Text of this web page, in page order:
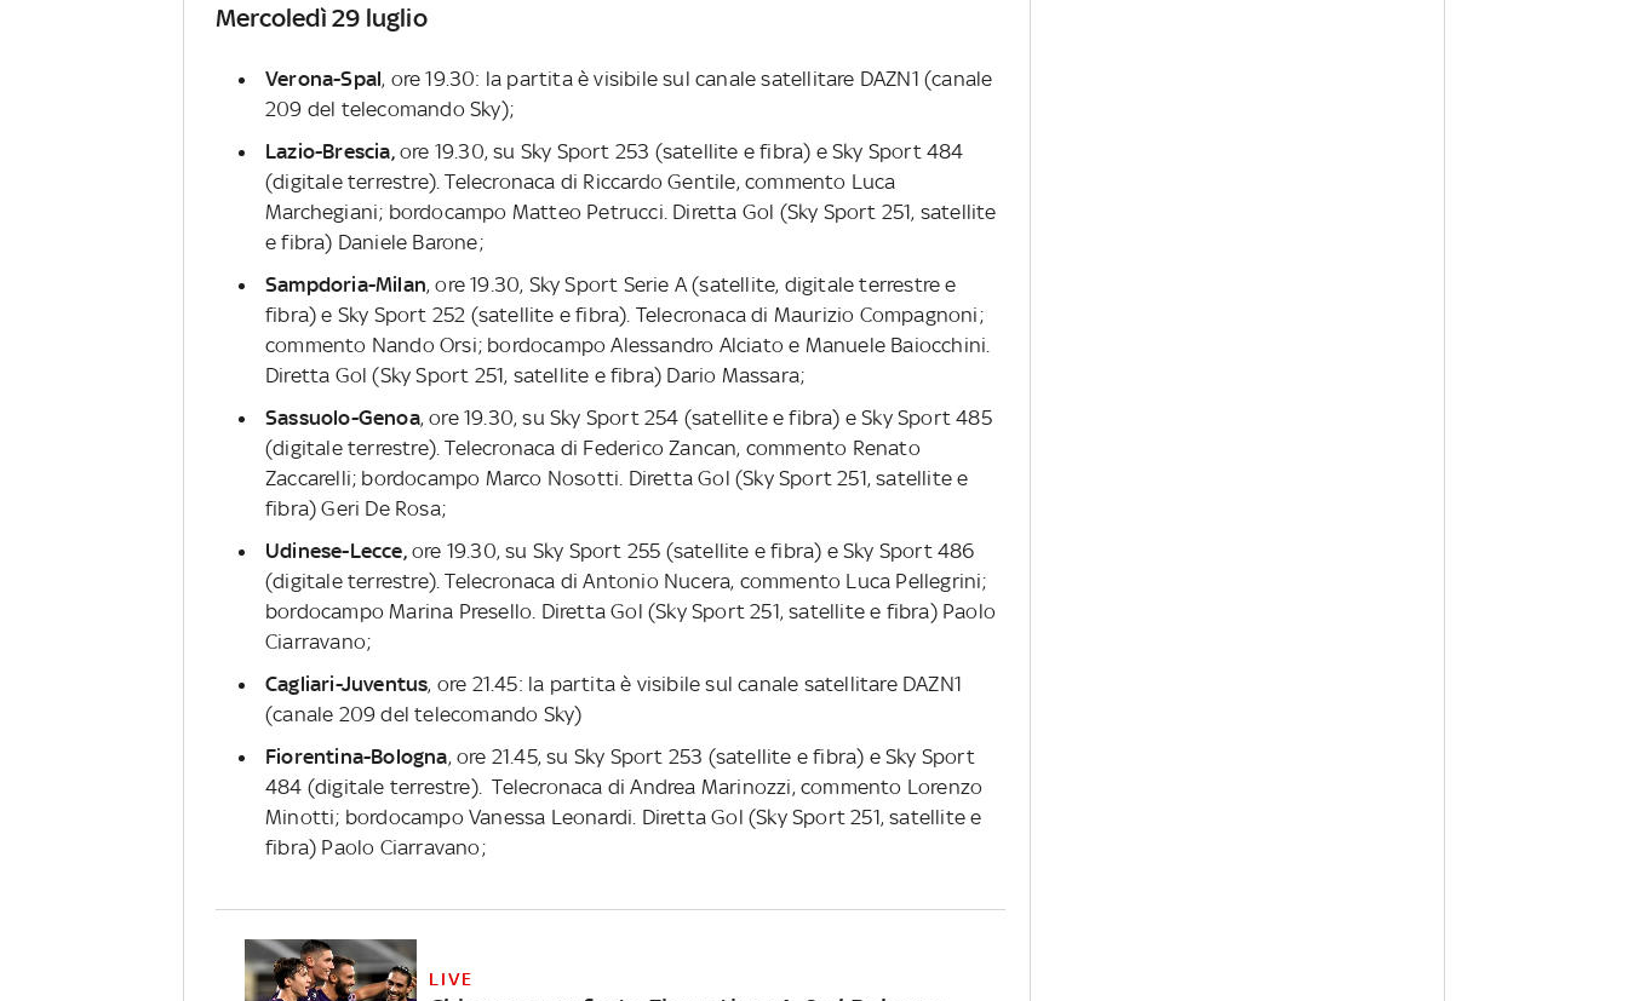
Mercoledì 29 luglio
Verona-Spal, ore 19.30: la partita è visibile sul canale satellitare DAZN1 (canale
209 del telecomando Sky);
Lazio-Brescia,ore 19.30, su Sky Sport 253 (satellite e fibra) e Sky Sport 484
(digitale terrestre). Telecronaca di Riccardo Gentile, commento Luca
Marchegiani; bordocampo Matteo Petrucci. Diretta Gol (Sky Sport 251, satellite
e fibra) Daniele Barone;
Sampdoria-Milan, ore 19.30, Sky Sport Serie A (satellite, digitale terrestre e
fibra) e Sky Sport 252 (satellite e fibra). Telecronaca di Maurizio Compagnoni;
commento Nando Orsi; bordocampo Alessandro Alciato e Manuele Baiocchini.
Diretta Gol (Sky Sport 251, satellite e fibra) Dario Massara;
Sassuolo-Genoa, ore 19.30, su Sky Sport 254 (satellite e fibra) e Sky Sport 485
(digitale terrestre). Telecronaca di Federico Zancan, commento Renato
Zaccarelli; bordocampo Marco Nosotti. Diretta Gol (Sky Sport 251, satellite e
fibra) Geri De Rosa;
Udinese-Lecce,ore 19.30, su Sky Sport 255 (satellite e fibra) e Sky Sport 486
(digitale terrestre). Telecronaca di Antonio Nucera, commento Luca Pellegrini;
bordocampo Marina Presello. Diretta Gol (Sky Sport 251, satellite e fibra) Paolo
Ciarravano;
Cagliari-Juventus, ore 21.45: la partita è visibile sul canale satellitare DAZN1
(canale 209 del telecomando Sky)
Fiorentina-Bologna, ore 21.45, su Sky Sport 253 (satellite e fibra) e Sky Sport
484 (digitale terrestre). Telecronaca di Andrea Marinozzi, commento Lorenzo
Minotti; bordocampo Vanessa Leonardi. Diretta Gol (Sky Sport 251, satellite e
fibra) Paolo Ciarravano;
LIVE